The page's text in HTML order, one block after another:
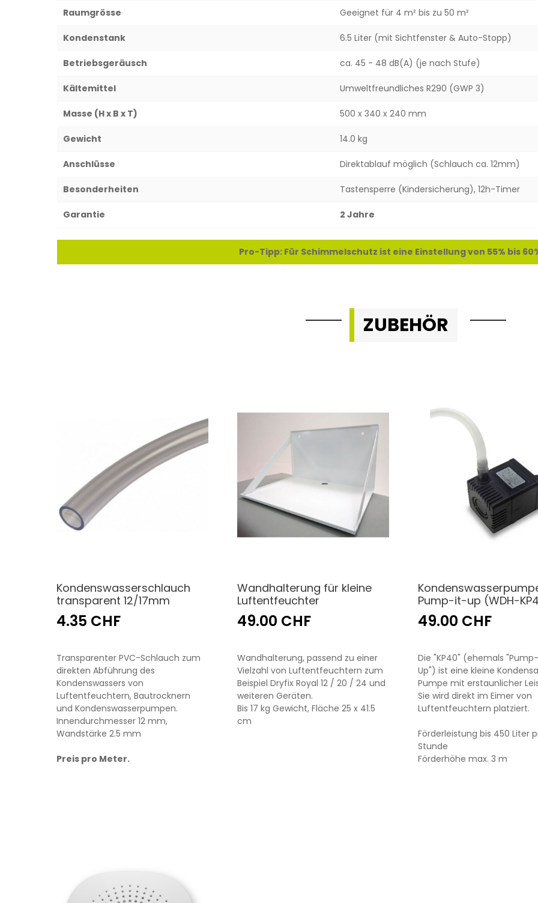
Raumgrösse Geeignet für 4 m² bis zu 50 m²
Kondenstank 6.5 Liter (mit Sichtfenster & Auto-Stopp)
Betriebsgeräusch ca. 45 - 48 dB(A) (je nach Stufe)
Kältemittel Umweltfreundliches R290 (GWP 3)
Masse (H x B x T) 500 x 340 x 240 mm
Gewicht 14.0 kg
Anschlüsse Direktablauf möglich (Schlauch ca. 12mm)
Besonderheiten Tastensperre (Kindersicherung), 12h-Timer
Garantie 2 Jahre
Pro-Tipp: Für Schimmelschutz ist eine Einstellung von 55% bis
ZUBEHÖR
Kondenswasserschlauch
transparent 12/17mm
4.35 CHF
Transparenter PVC-Schlauch zum
direkten Abführung des
Kondenswassers von
Luftentfeuchtern, Bautrocknern
und Kondenswasserpumpen.
Innendurchmesser 12 mm,
Wandstärke 2.5 mm
Preis pro Meter.
Wandhalterung für kleine
Luftentfeuchter
49.00 CHF
Wandhalterung, passend zu einer
Vielzahl von Luftentfeuchtern zum
Beispiel Dryfix Royal 12 / 20 / 24 und
weiteren Geräten.
Bis 17 kg Gewicht, Fläche 25 x 41.5
cm
Pump-it-up (WDH-
49.00 CHF
Die "KP40" (ehemals
Up") ist eine kleine
Pumpe mit erstaunlicher
Sie wird direkt im Eimer von
Luftentfeuchtern platziert.
Förderleistung bis 450 Liter
Stunde
Förderhöhe max. 3 m